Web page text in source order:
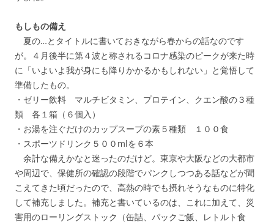
もしもの備え
夏の…とタイトルに書いておきながら春からの話なのです
が。４月後半に第４波と称されるコロナ感染のピークが来た時
に「いよいよ我が身にも降りかかるかもしれない」と覚悟して
準備したもの。
・ゼリー飲料 マルチビタミン、プロテイン、クエン酸の３種
類 各１箱（６個入）
・お湯を注ぐだけのカップスープの素５種類 １００食
・スポーツドリンク５００mlを６本
余計な備えかなと迷ったのだけど。東京や大阪などの大都市
や周辺で、保健所の確認の段階でパンクしつつある話などが聞
こえてきた頃だったので、高熱の時でも摂れそうなものに特化
して補充しました。補充と書いているのは、これに加えて、災
害用のローリングストック（缶詰、パックご飯、レトルト食